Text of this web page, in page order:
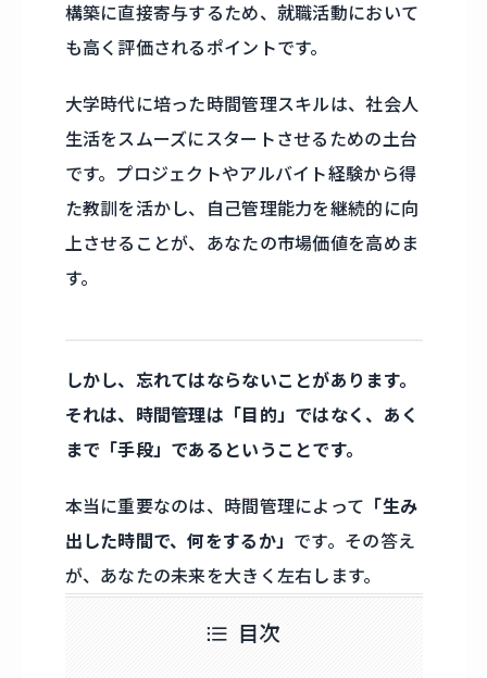
構築に直接寄与するため、就職活動において
も高く評価されるポイントです。
大学時代に培った時間管理スキルは、社会人
生活をスムーズにスタートさせるための土台
です。プロジェクトやアルバイト経験から得
た教訓を活かし、自己管理能力を継続的に向
上させることが、あなたの市場価値を高めま
す。
しかし、忘れてはならないことがあります。
それは、時間管理は「目的」ではなく、あく
まで「手段」であるということです。
本当に重要なのは、時間管理によって 「生み
出した時間で、何をするか」 です。その答え
が、あなたの未来を大きく左右します。
目次